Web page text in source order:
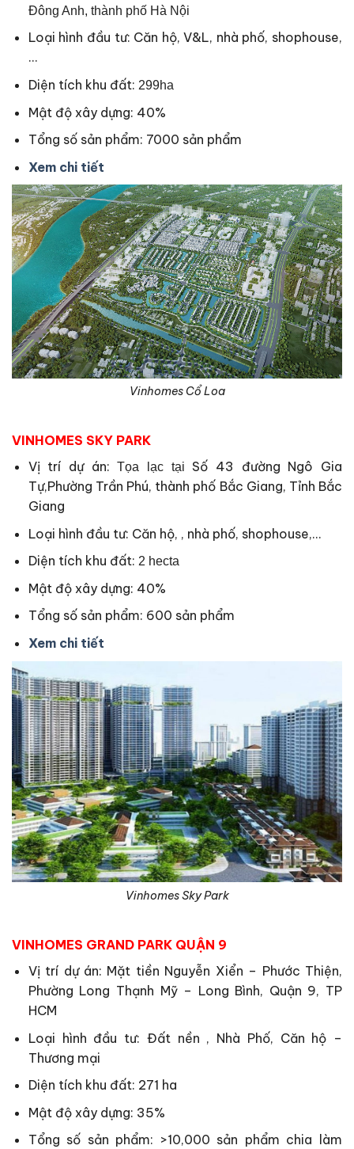
Đông Anh, thành phố Hà Nội
Loại hình đầu tư: Căn hộ, V&L, nhà phố, shophouse,
…
Diện tích khu đất: 299ha
Mật độ xây dựng: 40%
Tổng số sản phẩm: 7000 sản phẩm
Xem chi tiết
Vinhomes Cổ Loa
VINHOMES SKY PARK
Vị trí dự án:Tọa lạc tạiSố 43 đường Ngô Gia
Tự,Phường Trần Phú, thành phố Bắc Giang, Tỉnh Bắc
Giang
Loại hình đầu tư: Căn hộ, , nhà phố, shophouse,…
Diện tích khu đất: 2 hecta
Mật độ xây dựng: 40%
Tổng số sản phẩm: 600 sản phẩm
Xem chi tiết
Vinhomes Sky Park
VINHOMES GRAND PARK QUẬN 9
Vị trí dự án: Mặt tiền Nguyễn Xiển – Phước Thiện,
Phường Long Thạnh Mỹ – Long Bình, Quận 9, TP
HCM
Loại hình đầu tư: Đất nền , Nhà Phố, Căn hộ –
Thương mại
Diện tích khu đất: 271 ha
Mật độ xây dựng: 35%
Tổng số sản phẩm: >10,000 sản phẩm chia làm